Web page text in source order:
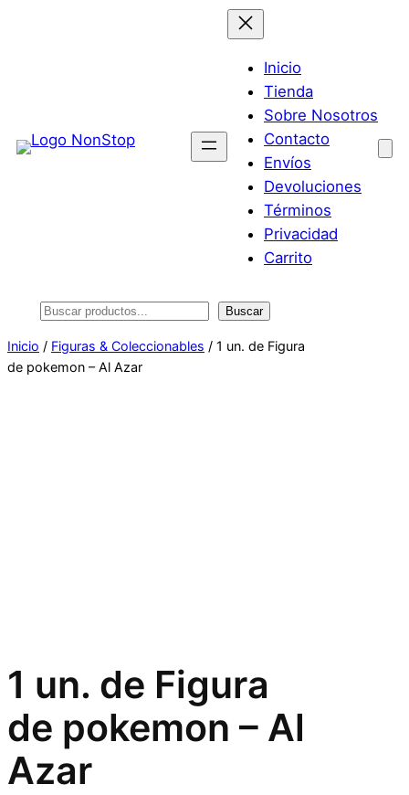
Inicio
Tienda
Sobre Nosotros
Contacto
Envíos
Devoluciones
Términos
Privacidad
Carrito
Buscar Buscar
Inicio / Figuras & Coleccionables / 1 un. de Figura
de pokemon – Al Azar
1 un. de Figura
de pokemon – Al
Azar